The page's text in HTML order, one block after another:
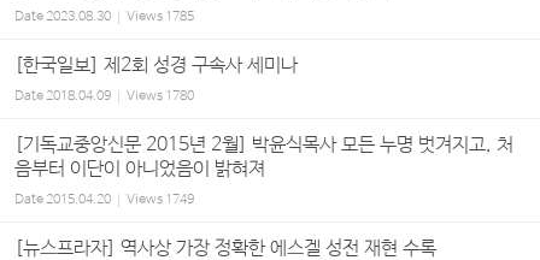
Date2023.08.30 Views 1785
[한국일보] 제2회 성경 구속사 세미나
Date2018.04.09 Views 1780
[기독교중앙신문 2015년 2월] 박윤식목사 모든 누명 벗겨지고, 처
음부터 이단이 아니었음이 밝혀져
Date2015.04.20 Views 1749
[뉴스프라자] 역사상 가장 정확한 에스겔 성전 재현 수록